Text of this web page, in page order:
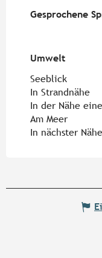
Gesprochene
Gesprochene
Umwelt
Umwelt
Seeblick
In Strandnähe
In der Nähe
Am Meer
In nächster